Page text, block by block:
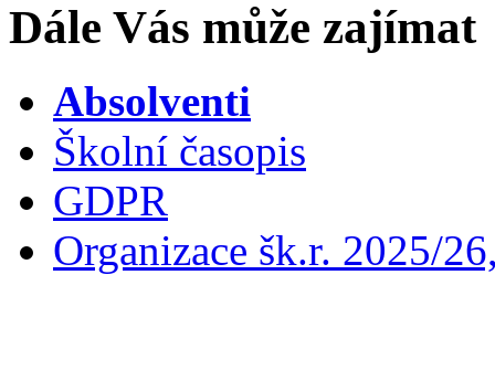
Dále Vás může zajímat
Absolventi
Školní časopis
GDPR
Organizace šk.r. 2025/